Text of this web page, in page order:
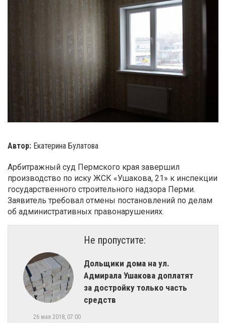
Автор: Екатерина Булатова
Арбитражный суд Пермского края завершил
производство по иску ЖСК «Ушакова, 21» к инспекции
государственного строительного надзора Перми.
Заявитель требовал отмены постановлений по делам
об административных правонарушениях.
Не пропустите:
Дольщики дома на ул.
Адмирала Ушакова доплатят
за достройку только часть
средств
26 мая 2018, 07:00